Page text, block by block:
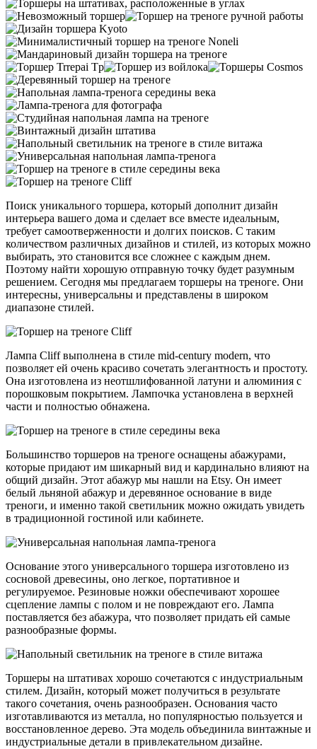
Поиск уникального торшера, который дополнит дизайн
интерьера вашего дома и сделает все вместе идеальным,
требует самоотверженности и долгих поисков. С таким
количеством различных дизайнов и стилей, из которых можно
выбирать, это становится все сложнее с каждым днем.
Поэтому найти хорошую отправную точку будет разумным
решением. Сегодня мы предлагаем торшеры на треноге. Они
интересны, универсальны и представлены в широком
диапазоне стилей.
Лампа Cliff выполнена в стиле mid-century modern, что
позволяет ей очень красиво сочетать элегантность и простоту.
Она изготовлена из неотшлифованной латуни и алюминия с
порошковым покрытием. Лампочка установлена в верхней
части и полностью обнажена.
Большинство торшеров на треноге оснащены абажурами,
которые придают им шикарный вид и кардинально влияют на
общий дизайн. Этот абажур мы нашли на Etsy. Он имеет
белый льняной абажур и деревянное основание в виде
треноги, и именно такой светильник можно ожидать увидеть
в традиционной гостиной или кабинете.
Основание этого универсального торшера изготовлено из
сосновой древесины, оно легкое, портативное и
регулируемое. Резиновые ножки обеспечивают хорошее
сцепление лампы с полом и не повреждают его. Лампа
поставляется без абажура, что позволяет придать ей самые
разнообразные формы.
Торшеры на штативах хорошо сочетаются с индустриальным
стилем. Дизайн, который может получиться в результате
такого сочетания, очень разнообразен. Основания часто
изготавливаются из металла, но популярностью пользуется и
восстановленное дерево. Эта модель объединила винтажные и
индустриальные детали в привлекательном дизайне.